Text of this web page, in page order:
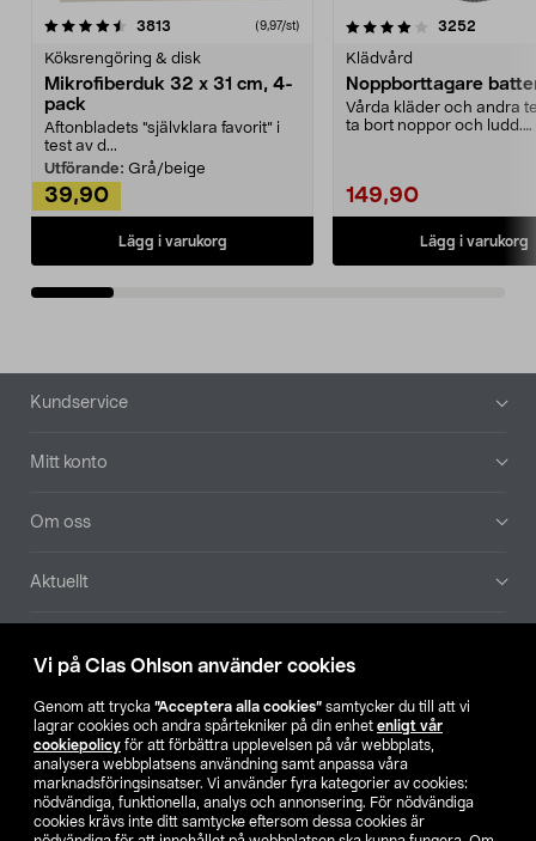
Vi på Clas Ohlson använder cookies
Genom att trycka ”Acceptera alla cookies” samtycker du till att vi
lagrar cookies och andra spårtekniker på din enhet enligt vår
cookiepolicy för att förbättra upplevelsen på vår webbplats,
analysera webbplatsens användning samt anpassa våra
marknadsföringsinsatser. Vi använder fyra kategorier av cookies:
nödvändiga, funktionella, analys och annonsering. För nödvändiga
cookies krävs inte ditt samtycke eftersom dessa cookies är
3813 (9,97/st)
Köksrengöring & disk
Mikrofiberduk 32 x 31 cm, 4-
pack
Aftonbladets "självklara favorit” i
test av d...
Utförande: Grå/beige
39,90
Lägg i varukorg
4.0av 5 stjärnor 3252
Klädvård
Noppborttagare
Vårda kläder och andra
ta bort noppor och ludd.
149,90
Lägg i varukorg
4.5av 5 stjärnor
Sidfot
Kundservice
Mitt konto
Om oss
Aktuellt
Hitta butik
SE NO FI